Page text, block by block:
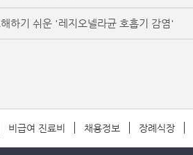
하기 쉬운 '레지오넬라균 호흡기 감염'
비급여 진료비 채용정보 장례식장